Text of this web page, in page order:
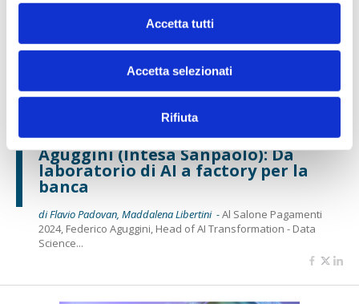
Accetta tutti
Accetta selezionati
Rifiuta
Aguggini (Intesa Sanpaolo): Da
laboratorio di AI a factory per la
banca
di Flavio Padovan, Maddalena Libertini -Al Salone Pagamenti
2024, Federico Aguggini, Head of AI Transformation - Data
Science...